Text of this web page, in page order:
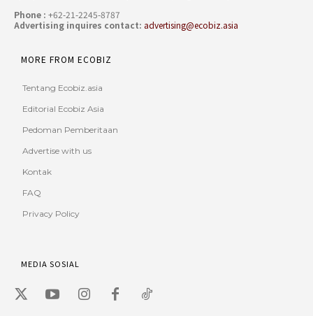
Phone : +62-21-2245-8787
Advertising inquires contact: advertising@ecobiz.asia
MORE FROM ECOBIZ
Tentang Ecobiz.asia
Editorial Ecobiz Asia
Pedoman Pemberitaan
Advertise with us
Kontak
FAQ
Privacy Policy
MEDIA SOSIAL